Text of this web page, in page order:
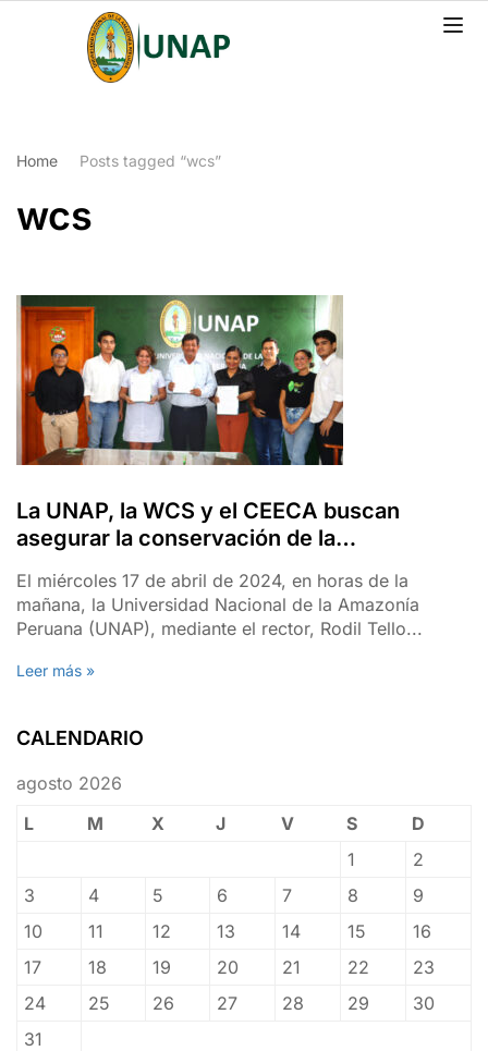
Home Posts tagged “wcs”
wcs
La UNAP, la WCS y el CEECA buscan
asegurar la conservación de la
El miércoles 17 de abril de 2024, en horas de la
mañana, la Universidad Nacional de la Amazonía
Peruana (UNAP), mediante el rector, Rodil Tello...
Leer más »
CALENDARIO
agosto 2026
L
M X J V S
D
1
2
3
4 5 6 7 8
9
10
11 12 13 14 15
16
17
18 19 20 21 22
23
24
25 26 27 28 29
30
31